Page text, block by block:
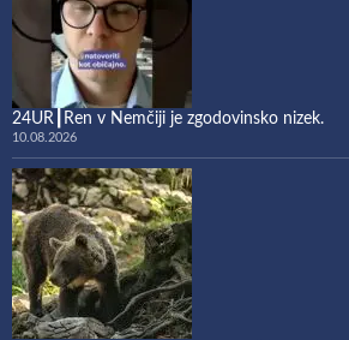
24UR┃Ren v Nemčiji je zgodovinsko nizek.
10.08.2026